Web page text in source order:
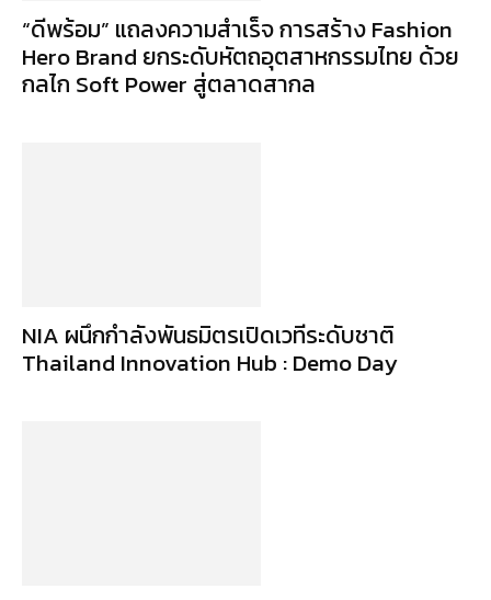
“ดีพร้อม” แถลงความสำเร็จ การสร้าง Fashion
Hero Brand ยกระดับหัตถอุตสาหกรรมไทย ด้วย
กลไก Soft Power สู่ตลาดสากล
NIA ผนึกกำลังพันธมิตรเปิดเวทีระดับชาติ
Thailand Innovation Hub : Demo Day